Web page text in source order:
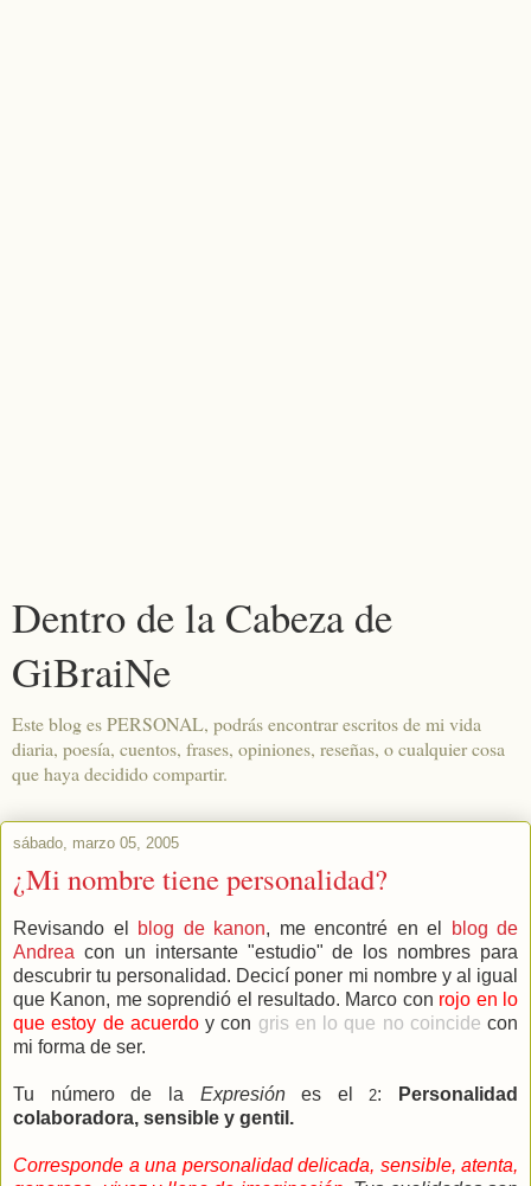
Dentro de la Cabeza de
GiBraiNe
Este blog es PERSONAL, podrás encontrar escritos de mi vida
diaria, poesía, cuentos, frases, opiniones, reseñas, o cualquier cosa
que haya decidido compartir.
sábado, marzo 05, 2005
¿Mi nombre tiene personalidad?
Revisando el blog de kanon, me encontré en el
blog de
Andrea con un intersante "estudio" de los nombres para
descubrir tu personalidad. Decicí poner mi nombre y al igual
que Kanon, me soprendió el resultado. Marco con rojo en lo
que estoy de acuerdoy con gris en lo que no coincide con
mi forma de ser.
Tu número de la Expresiónes el 2:
Personalidad
colaboradora, sensible y gentil.
Corresponde a una personalidad delicada, sensible, atenta,